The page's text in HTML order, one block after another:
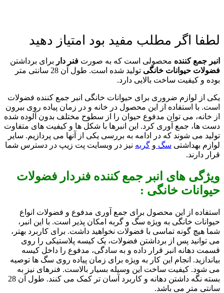
لطفا اگر مطلب مفید بود امتیاز دهید
انبر جمع کننده محصولی است که به صورت فنر دار برای برداشتن
فضولات حیوانات خانگی
تولید شده است. طول آن 28 سانتی متر
بوده و کیفیت ساخت بالایی دارد.
یکی از لوازم ضروری برای حیوانات خانگی انبر جمع کننده فضولات
است. با استفاده از این محصول در خانه و در زمان پیاده روی بیرون
از خانه، می توان مدفوع حیوان را از سطوح مختلف بدون آلوده شده
دست ها، جمع آوری کرد. این انبرها با شکل ها و کیفیت های متفاوت
تولید می شوند که در ادامه به بررسی یکی از آنها می پردازیم. سایر
لوازم بهداشتی سگ و گربه نیز در وبسایت پت زیپ در دسترس شما
قرار دارند.
ویژگی های انبر جمع کننده فنردار فضولات
حیوانات خانگی :
استفاده از این محصول برای جمع آوری مدفوع و فضولات انواع
حیوانات خانگی به ویژه سگ و گربه امکان پذیر است. با این انبر،
شما هیچ گونه تماسی با فضولات نخواهید داشت. برای کاربرد بهتر،
می توانید پس از برداشتن فضولات، یک کیسه پلاستیکی را روی
قسمت دهانه انبر قرار داده و به سادگی، مدفوع را داخل کیسه
بیاندازید. انجام این کار به ویژه برای زمان پیاده روی سگ ها توصیه
می شود. کیفیت ساخت این وسیله بسیار بالاست. فنرهای نیز به
بسته نگه داشتن دهانه و کاربرد آسان تر کمک می کنند. طول آن 28
سانتی متر می باشد.